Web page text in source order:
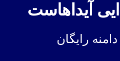
آیداهاست
رایگان